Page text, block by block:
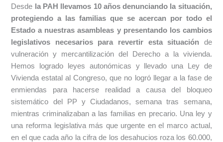
Desde la PAH llevamos 10 años denunciando la situación,
protegiendo a las familias que se acercan por todo el
Estado a nuestras asambleas y presentando los cambios
legislativos necesarios para revertir esta situación de
vulneración y mercantilización del Derecho a la vivienda.
Hemos logrado leyes autonómicas y llevado una Ley de
Vivienda estatal al Congreso, que no logró llegar a la fase de
enmiendas para hacerse realidad a causa del bloqueo
sistemático del PP y Ciudadanos, semana tras semana,
mientras criminalizaban a las familias en precario. Una ley y
una reforma legislativa más que urgente en el marco actual,
en el que cada año la cifra de los desahucios roza los 60.000,